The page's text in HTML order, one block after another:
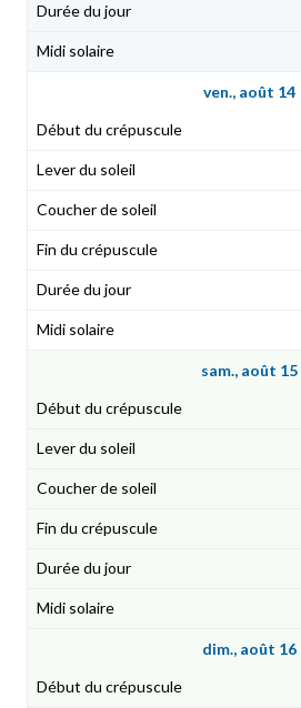
ven., août 14
sam., août 15
dim., août 16